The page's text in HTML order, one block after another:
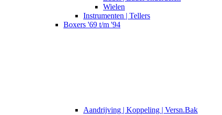
Wielen
Instrumenten | Tellers
Boxers '69 t/m '94
Aandrijving | Koppeling | Versn.Bak